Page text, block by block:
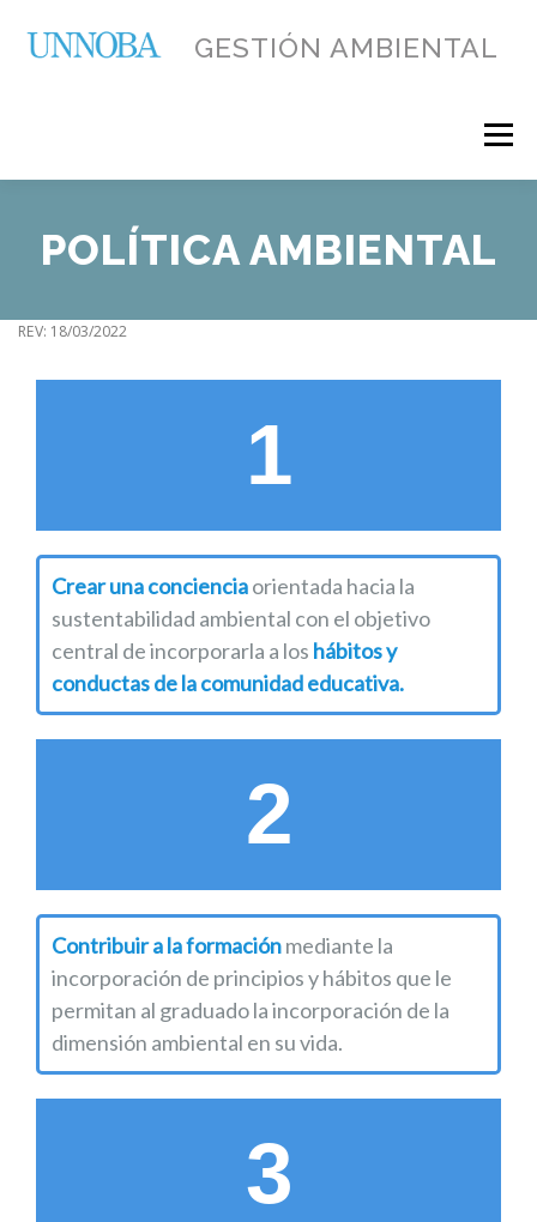
contenido
GESTIÓN AMBIENTAL
Menú
GESTIÓN
POLÍTICA AMBIENTAL
REV: 18/03/2022
1
Crear una concienciaorientada hacia la
sustentabilidad ambiental con el objetivo
central de incorporarla a los hábitos y
conductas de la comunidad educativa.
2
Contribuir a la formaciónmediante la
incorporación de principios y hábitos que le
permitan al graduado la incorporación de la
dimensión ambiental en su vida.
3